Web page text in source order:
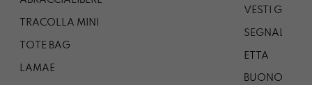
TRACOLLA MINI
TOTE BAG
LAMAE
VESTI
SEGNALIBRO
ETTA
BUONO